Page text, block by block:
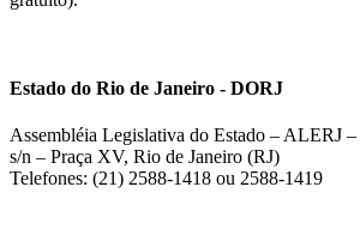
Estado do Rio de Janeiro - DORJ
Assembléia Legislativa do Estado – ALERJ
s/n – Praça XV, Rio de Janeiro (RJ)
Telefones: (21) 2588-1418 ou 2588-1419